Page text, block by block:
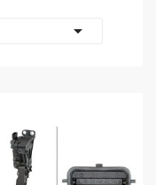
